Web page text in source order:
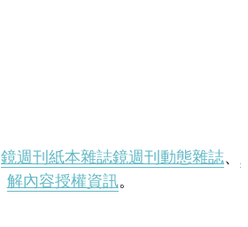
鏡週刊紙本雜誌鏡週刊動態雜誌、
解內容授權資訊。